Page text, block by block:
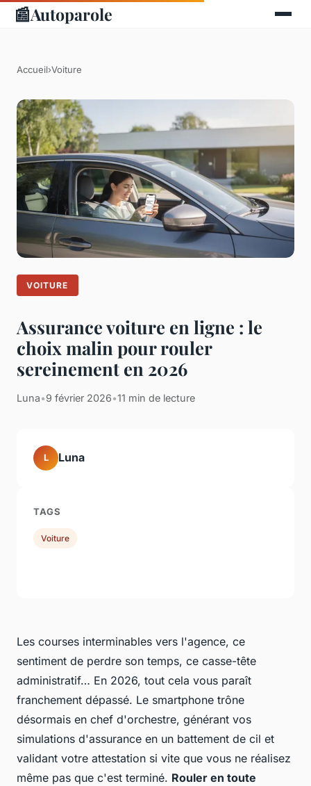
📰Autoparole
Accueil›Voiture
VOITURE
Assurance voiture en ligne : le
choix malin pour rouler
sereinement en 2026
Luna•9 février 2026•11 min de lecture
Les courses interminables vers l'agence, ce
sentiment de perdre son temps, ce casse-tête
administratif… En 2026, tout cela vous paraît
franchement dépassé. Le smartphone trône
désormais en chef d'orchestre, générant vos
simulations d'assurance en un battement de cil et
validant votre attestation si vite que vous ne réalisez
même pas que c'est terminé. Rouler en toute
L Luna
TAGS
Voiture